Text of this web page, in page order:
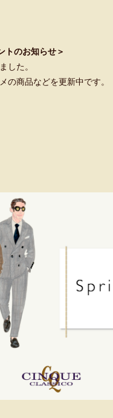
トのお知らせ＞
した。
の商品などを更新中です。